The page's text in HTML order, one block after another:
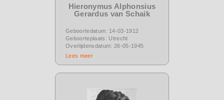
Hieronymus Alphonsius
Gerardus van Schaik
Geboortedatum: 14-03-1912
Geboorteplaats: Utrecht
Overlijdensdatum: 26-05-1945
Lees meer